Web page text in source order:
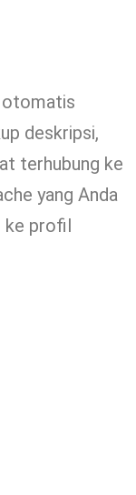
otomatis
deskripsi,
terhubung ke
yang Anda
ke profil